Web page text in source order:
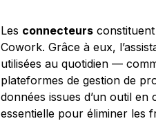
Les connecteurs
Cowork. Grâce à eux,
utilisées au quotidien —
plateformes de gestion de
données issues d’un outil
essentielle pour éliminer les